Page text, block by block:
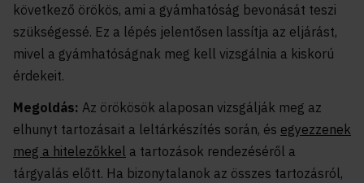
következő örökös, ami a gyámhatóság bevonását teszi
szükségessé. Ez a lépés jelentősen lassítja az eljárást,
mivel a gyámhatóságnak meg kell vizsgálnia a kiskorú
érdekeit.
Megoldás: Az örökösök alaposan vizsgálják meg az
elhunyt tartozásait a leltárkészítés során, és egyezzenek
meg a hitelezőkkel a tartozások rendezéséről a
tárgyalás előtt. Ha bizonytalanok az összes tartozásról,